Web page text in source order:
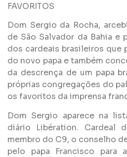
FAVORITOS
Dom Sergio da Rocha,
de São Salvador da Bahia e
dos cardeais brasileiros que
do novo papa e também
da descrença de um papa
próprias congregações do
os favoritos da imprensa
Dom Sergio aparece na
diário Libération. Cardeal
membro do C9, o conselho
pelo papa Francisco para